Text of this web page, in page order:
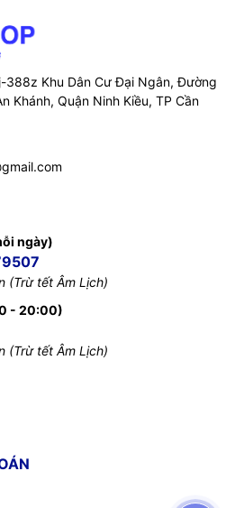
388z Khu Dân Cư Đại Ngân, Đường
Khánh, Quận Ninh Kiều, TP Cần
ngày)
(Trừ tết Âm Lịch)
- 20:00)
(Trừ tết Âm Lịch)